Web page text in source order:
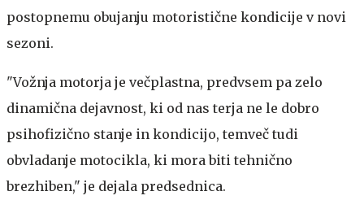
postopnemu obujanju motoristične kondicije v novi
sezoni.
"Vožnja motorja je večplastna, predvsem pa zelo
dinamična dejavnost, ki od nas terja ne le dobro
psihofizično stanje in kondicijo, temveč tudi
obvladanje motocikla, ki mora biti tehnično
brezhiben," je dejala predsednica.